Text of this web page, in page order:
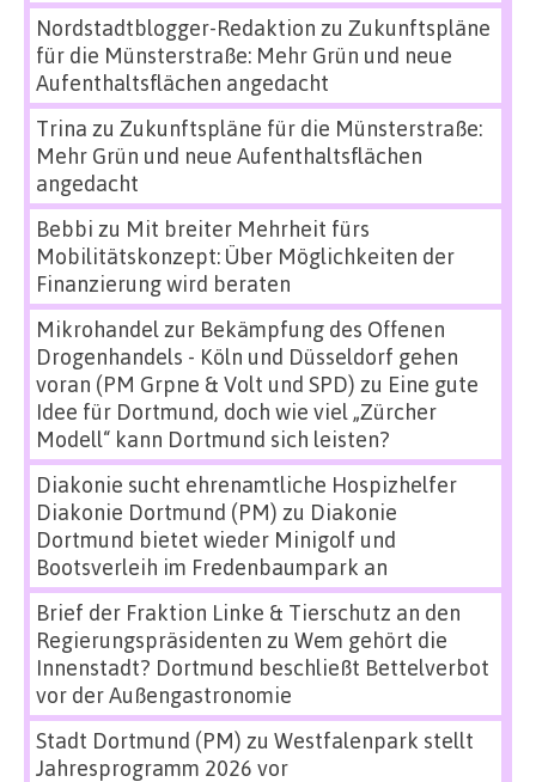
Nordstadtblogger-Redaktion zu Zukunftspläne
für die Münsterstraße: Mehr Grün und neue
Aufenthaltsflächen angedacht
Trina zu Zukunftspläne für die Münsterstraße:
Mehr Grün und neue Aufenthaltsflächen
angedacht
Bebbi zu Mit breiter Mehrheit fürs
Mobilitätskonzept: Über Möglichkeiten der
Finanzierung wird beraten
Mikrohandel zur Bekämpfung des Offenen
Drogenhandels - Köln und Düsseldorf gehen
voran (PM Grpne & Volt und SPD) zu Eine gute
Idee für Dortmund, doch wie viel „Zürcher
Modell“ kann Dortmund sich leisten?
Diakonie sucht ehrenamtliche Hospizhelfer
Diakonie Dortmund (PM) zu Diakonie
Dortmund bietet wieder Minigolf und
Bootsverleih im Fredenbaumpark an
Brief der Fraktion Linke & Tierschutz an den
Regierungspräsidenten zu Wem gehört die
Innenstadt? Dortmund beschließt Bettelverbot
vor der Außengastronomie
Stadt Dortmund (PM) zu Westfalenpark stellt
Jahresprogramm 2026 vor